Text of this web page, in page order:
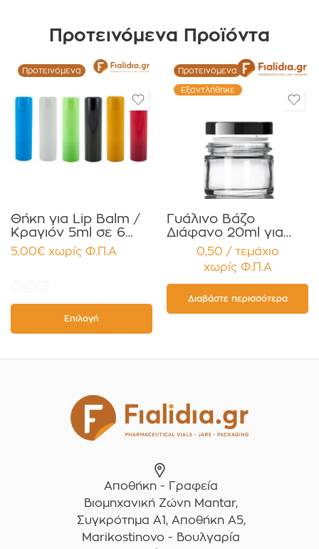
Προτεινόμενα Προϊόντα
Προτεινόμενα
Θήκη για Lip Balm /
Κραγιόν 5ml σε 6
χρώματα Πακέτο
10τεμ.
5.00€ χωρίς Φ.Π.Α
Επιλογή
Προτεινόμενα
Εξαντλήθηκε
Γυάλινο Βάζο
Διάφανο 20ml για
Κρέμες και
Κηραλοιφές με
Μαύρο Γυαλιστερό
Καπάκι Παρέμβυσμα
Συσκευασία 12
τεμαχίων
0,50 / τεμάχιο
χωρίς Φ.Π.Α
Διαβάστε περισσότερα
Αποθήκη - Γραφεία
Βιομηχανική Ζώνη Mantar,
Συγκρότημα A1, Αποθήκη Α5,
Marikostinovo - Βουλγαρία